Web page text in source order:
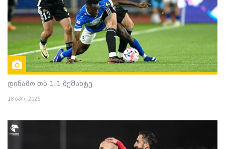
დინამო თბ 1:1 მეშახტე
18 აპრ. 2026